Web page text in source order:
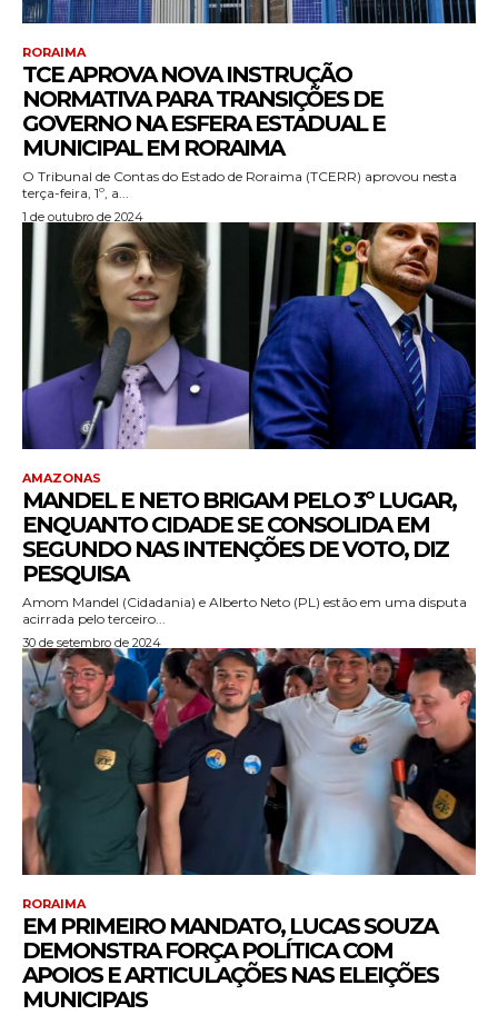
RORAIMA
TCE APROVA NOVA INSTRUÇÃO
NORMATIVA PARA TRANSIÇÕES DE
GOVERNO NA ESFERA ESTADUAL E
MUNICIPAL EM RORAIMA
O Tribunal de Contas do Estado de Roraima (TCERR) aprovou nesta
terça-feira, 1º, a...
1 de outubro de 2024
AMAZONAS
MANDEL E NETO BRIGAM PELO 3º LUGAR,
ENQUANTO CIDADE SE CONSOLIDA EM
SEGUNDO NAS INTENÇÕES DE VOTO, DIZ
PESQUISA
Amom Mandel (Cidadania) e Alberto Neto (PL) estão em uma disputa
acirrada pelo terceiro...
30 de setembro de 2024
RORAIMA
EM PRIMEIRO MANDATO, LUCAS SOUZA
DEMONSTRA FORÇA POLÍTICA COM
APOIOS E ARTICULAÇÕES NAS ELEIÇÕES
MUNICIPAIS